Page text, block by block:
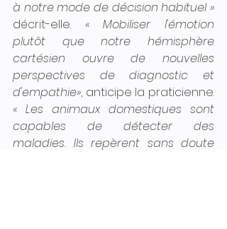
décrit-elle. « Mobiliser l'émotion
plutôt que notre hémisphère
cartésien ouvre de nouvelles
perspectives de diagnostic et
d'empathie»
« Les animaux domestiques sont
capables de détecter des
maladies. Ils repèrent sans doute